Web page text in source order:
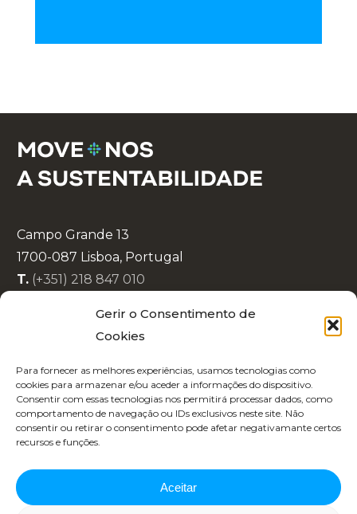
Gerir o Consentimento de
Cookies
Para fornecer as melhores experiências, usamos tecnologias como
cookies para armazenar e/ou aceder a informações do dispositivo.
Consentir com essas tecnologias nos permitirá processar dados, como
comportamento de navegação ou IDs exclusivos neste site. Não
consentir ou retirar o consentimento pode afetar negativamante certos
recursos e funções.
Aceitar
Campo Grande 13
1700-087 Lisboa, Portugal
T. (+351) 218 847 010
Política de Cookies
Código de Conduta
Recrutamento